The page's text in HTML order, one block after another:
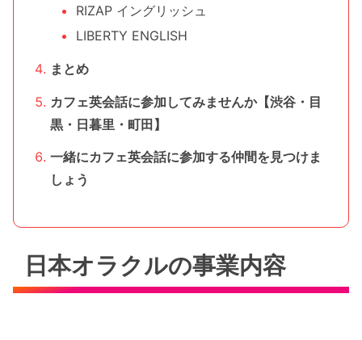
RIZAP イングリッシュ
LIBERTY ENGLISH
まとめ
カフェ英会話に参加してみませんか【渋谷・目
黒・日暮里・町田】
一緒にカフェ英会話に参加する仲間を見つけま
しょう
日本オラクルの事業内容